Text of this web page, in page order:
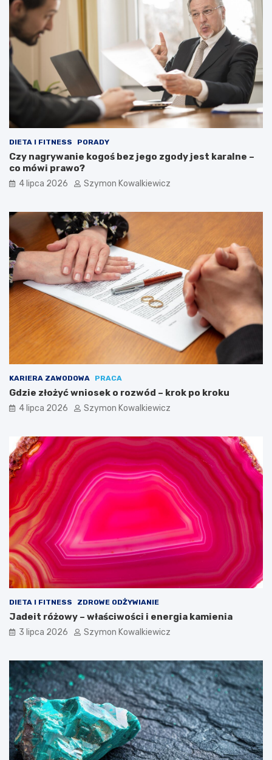
DIETA I FITNESS PORADY
Czy nagrywanie kogoś bez jego zgody jest karalne –
co mówi prawo?
4 lipca 2026 Szymon Kowalkiewicz
KARIERA ZAWODOWA PRACA
Gdzie złożyć wniosek o rozwód – krok po kroku
4 lipca 2026 Szymon Kowalkiewicz
DIETA I FITNESS ZDROWE ODŻYWIANIE
Jadeit różowy – właściwości i energia kamienia
3 lipca 2026 Szymon Kowalkiewicz